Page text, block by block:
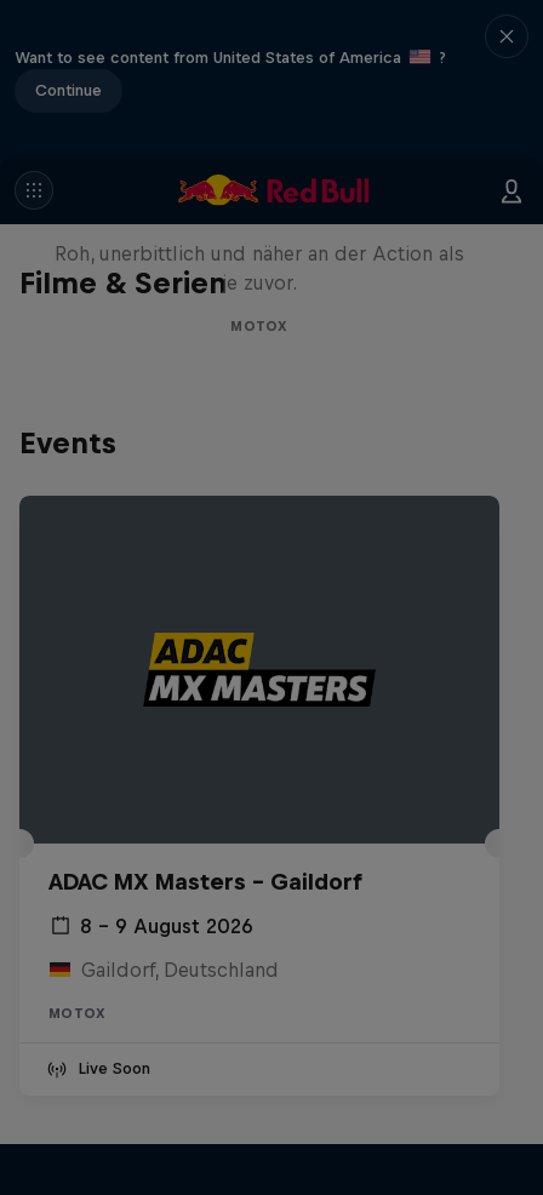
Want to see content from United States of America
?
Continue
Filme & Serien
Masters of Dirt – Freestyle
Showdown Tour 2025
Roh, unerbittlich und näher an der Action als
je zuvor.
MOTOX
Events
ADAC MX Masters – Gaildorf
8 – 9 August 2026
Gaildorf, Deutschland
MOTOX
Live Soon